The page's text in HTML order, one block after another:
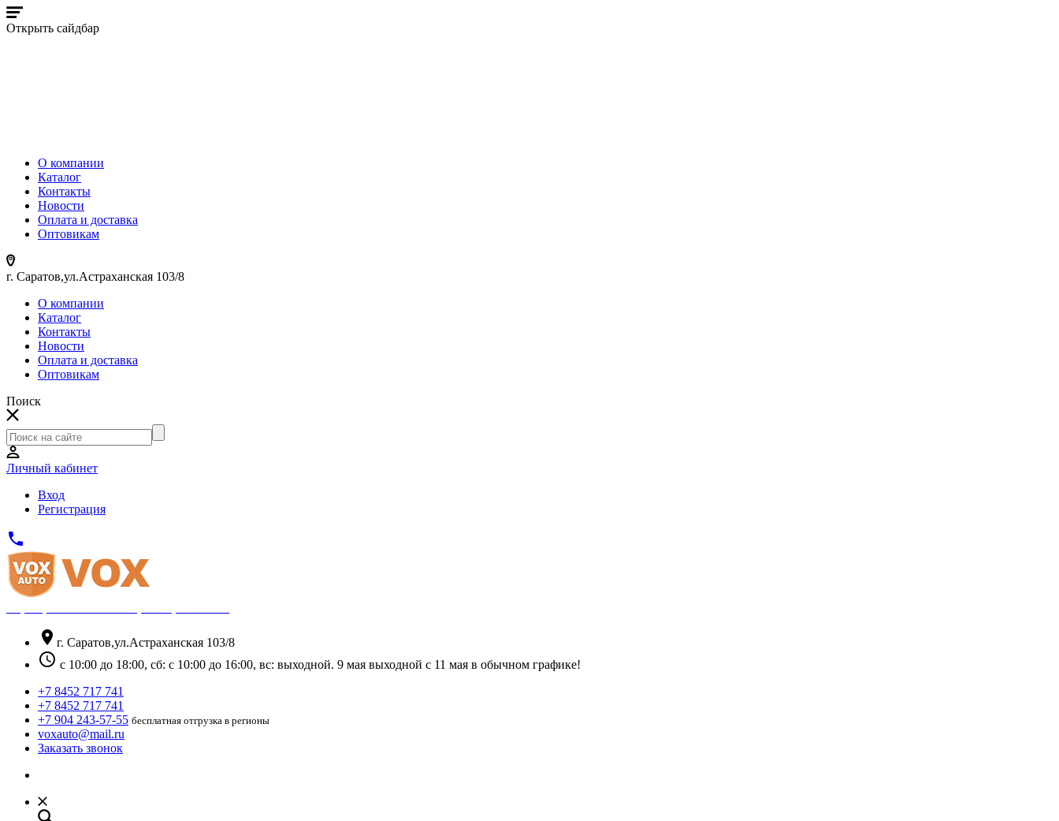
Открыть сайдбар
О компании
Каталог
Контакты
Новости
Оплата и доставка
Оптовикам
г. Саратов,ул.Астраханская 103/8
О компании
Каталог
Контакты
Новости
Оплата и доставка
Оптовикам
Поиск
Личный кабинет
Вход
Регистрация
phone
location_on г. Саратов,ул.Астраханская 103/8
schedule с 10:00 до 18:00, сб: с 10:00 до 16:00, вс: выходной. 9 мая выходной с 11 мая в обычном графике!
+7 8452 717 741
+7 8452 717 741
+7 904 243-57-55 бесплатная отгрузка в регионы
voxauto@mail.ru
Заказать звонок